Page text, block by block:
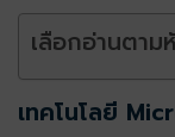
เลือกอ่านตาม
เทคโนโลยี